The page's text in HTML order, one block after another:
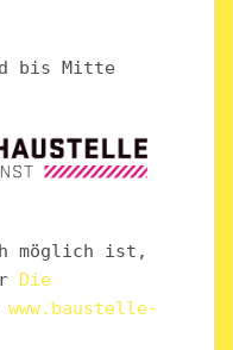
bis Mitte
möglich ist,
Die
www.baustelle-